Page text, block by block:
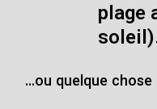
plage
…ou quelque